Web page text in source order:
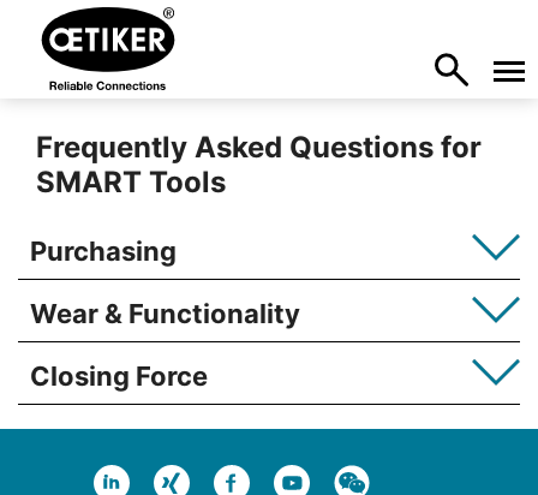
Frequently Asked Questions for
SMART Tools
Purchasing
Wear & Functionality
Closing Force